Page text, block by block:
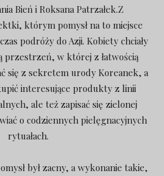
Bień i Roksana Patrzałek.Z
którym pomysł na to miejsce
podróży do Azji. Kobiety chciały
w której z łatwością
się z sekretem urody Koreanek, a
interesujące produkty z linii
ale też zapisać się zielonej
o codziennych pielęgnacyjnych
rytuałach.
był zacny, a wykonanie takie,